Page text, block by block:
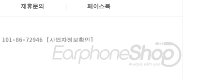
제휴문의 페이스북
86-72946 [사업자정보확인]